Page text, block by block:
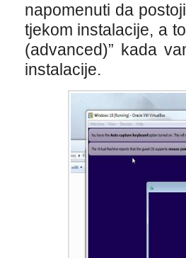
napomenuti da
tjekom instalacije, a
(advanced)” kada
instalacije.